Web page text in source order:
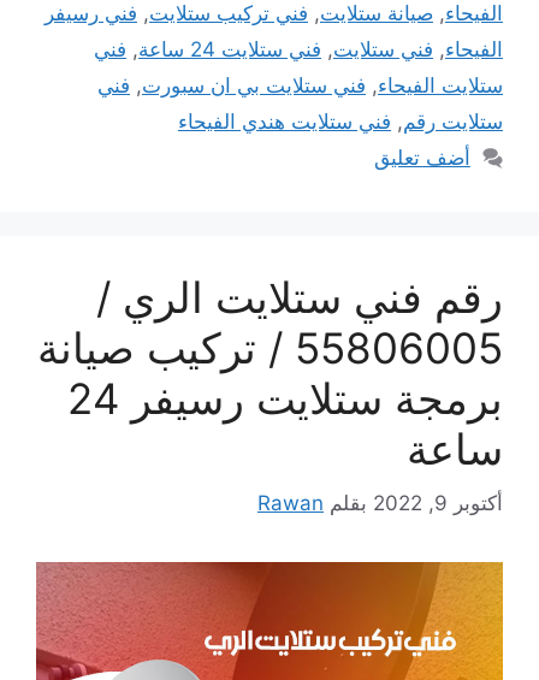
الفيحاء, صيانة ستلايت, فني تركيب ستلايت, فني رسيفر
الفيحاء, فني ستلايت, فني ستلايت 24 ساعة , فني
ستلايت الفيحاء, فني ستلايت بي ان سبورت, فني
ستلايت رقم, فني ستلايت هندي الفيحاء
أضف تعليق
رقم فني ستلايت الري /
55806005 / تركيب صيانة
برمجة ستلايت رسيفر 24
ساعة
أكتوبر 9, 2022 بقلم Rawan